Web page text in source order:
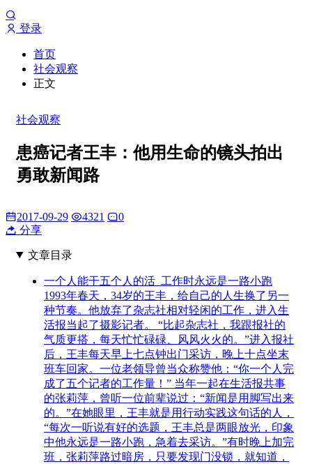
登录
首页
社会观察
正文
社会观察
患癌记者王丰：他用生命的镜头拍出
勇敢新闻路
2017-09-29 4321
0
分享
文章目录
一个人能干五个人的活 工作时永远是一路小跑
1993年春天，34岁的王丰，给自己的人生换了另一
种节奏。他放弃了杂志社相对轻闲的工作，进入生
活报当起了摄影记者。 “比起杂志社，我跟报社的
气质更搭，每天忙忙碌碌、风风火火的。”进入报社
后，王丰每天早上七点钟出门采访，晚上十点坐末
班车回家。一位老领导曾当众称赞他：“你一个人完
成了五个记者的工作量！” 当年一起在生活报共事
的张莉萍，曾听一位前辈说过：“新闻是用脚写出来
的。”在她眼里，王丰就是用行动实践这句话的人，
“每次一听说有好的选题，王丰总是两眼放光，印象
中他永远是一路小跑，急着去采访。”有时晚上加完
班，张莉萍路过暗房，只要发现门没锁，就知道，